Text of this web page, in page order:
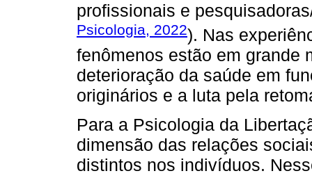
profissionais e
Psicologia, 2022). Nas
fenômenos estão em grande
deterioração da saúde em
originários e a luta pela
Para a Psicologia da
dimensão das relações
distintos nos indivíduos.